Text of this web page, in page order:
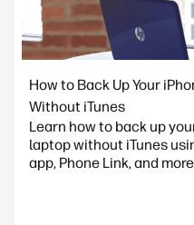
How to Back Up Your
Without iTunes
Learn how to back up
laptop without iTunes
app, Phone Link, and